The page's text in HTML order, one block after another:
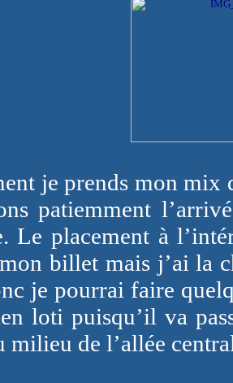
je prends mon mix
patiemment
Le placement à
billet mais j’ai la
je pourrai faire
loti puisqu’il va
milieu de l’allée